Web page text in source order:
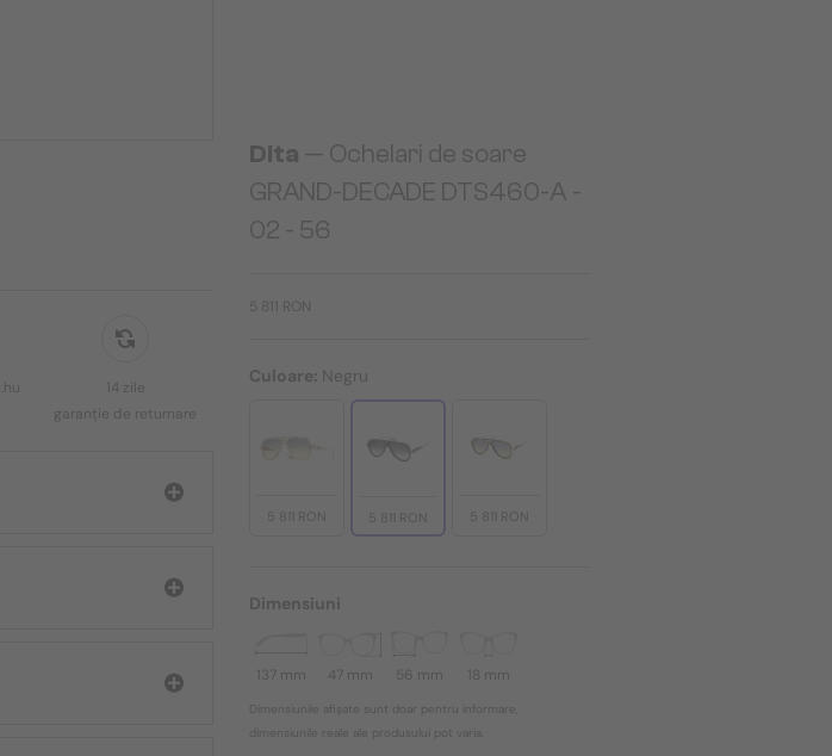
14 zile
garanție de returnare
Dita — Ochelari de soare
GRAND-DECADE DTS460-A -
02 - 56
5 811 RON
Culoare: Negru
5 811 RON 5 811 RON 5 811 RON
Dimensiuni
137 mm 47 mm 56 mm 18 mm
Dimensiunile afișate sunt doar pentru informare,
dimensiunile reale ale produsului pot varia.